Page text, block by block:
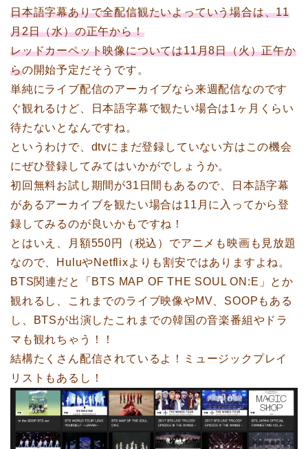
日本語字幕ありで全配信観たいよっていう場合は、11
月2日（水）の正午から！
レッドカーペット映像については11月8日（火）正午か
らの開始予定だそうです。
単純にライブ配信のアーカイブなら来週配信なのです
ぐ観れるけど、日本語字幕で観たい場合は1ヶ月くらい
待たないとなんですね。
というわけで、dtvにまだ登録していない方はこの機会
にぜひ登録してみてはいかがでしょうか。
初回無料お試し期間が31日間もあるので、日本語字幕
があるアーカイブを観たい場合は11月に入ってから登
録してみるのが良いかもですね！
とはいえ、月額550円（税込）でアニメも映画も見放題
なので、HuluやNetflixよりも割安ではありますよね。
BTS関連だと「BTS MAP OF THE SOUL ON:E」とか
観れるし、これまでのライブ映像やMV、SOOPもある
し、BTSが出演したこれまでの韓国の音楽番組やドラ
マも観れちゃう！！
結構たくさん配信されているよ！ミュージックプレイ
リストもあるし！